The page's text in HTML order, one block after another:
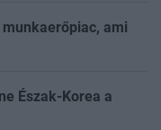
ami
Észak-Korea a